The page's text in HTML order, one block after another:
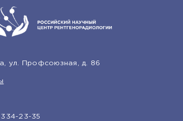
23-35
ул. Профсоюзная, д. 86